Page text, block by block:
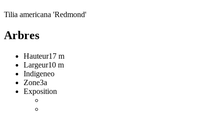
Tilia americana 'Redmond'
Arbres
Hauteur17 m
Largeur10 m
Indigeneo
Zone3a
Exposition